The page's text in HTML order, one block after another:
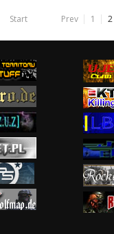
Start Prev 1 2